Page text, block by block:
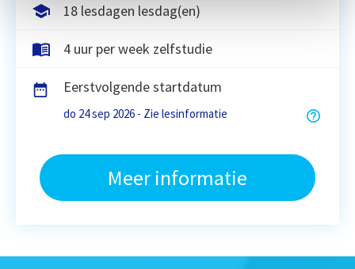
18 lesdagen lesdag(en)
4 uur per week zelfstudie
Eerstvolgende startdatum
do 24 sep 2026 - Zie lesinformatie
Meer informatie